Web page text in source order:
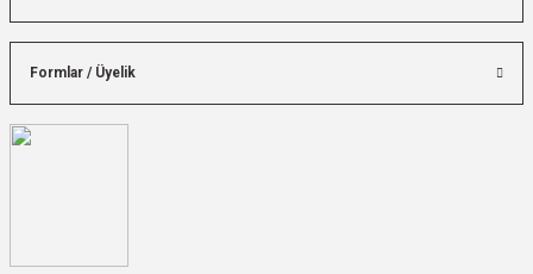
Formlar / Üyelik